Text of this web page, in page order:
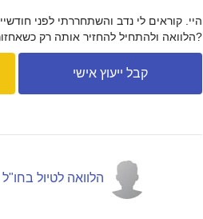
היי. קוראים לי נדב והשתחררתי לפני
הלוואה ולהתחיל להחזיר אותה רק כשאחזור מהטיול?
קבל ייעוץ אישי